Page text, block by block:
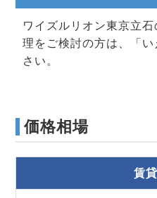
ワイズルリオン東京立
理をご検討の方は、「
さい。
価格相場
賃